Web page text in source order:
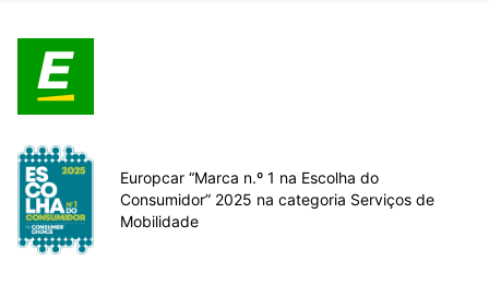
Europcar “Marca n.º 1 na Escolha do
Consumidor” 2025 na categoria Serviços de
Mobilidade